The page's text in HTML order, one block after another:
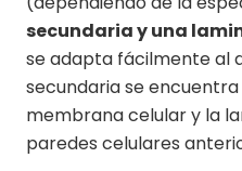
secundaria y una
se adapta fácilmente al
secundaria se
membrana celular y la
paredes celulares